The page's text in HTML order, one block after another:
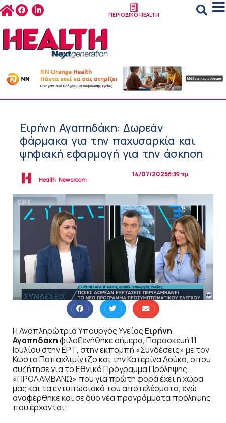
ΠΕΡΙΟΔΙΚΟ HEALTH
Ειρήνη Αγαπηδάκη: Δωρεάν
φάρμακα για την παχυσαρκία και
ψηφιακή εφαρμογή για την άσκηση
Health Newsroom
14/07/20256:39 πμ
Η Αναπληρώτρια Υπουργός Υγείας Ειρήνη
Αγαπηδάκηφιλοξενήθηκε σήμερα, Παρασκευή 11
Ιουλίου στην ΕΡΤ, στην εκπομπή «Συνδέσεις» με τον
Κώστα Παπαχλιμίντζο και την Κατερίνα Δούκα, όπου
συζήτησε για το Εθνικό Πρόγραμμα Πρόληψης
«ΠΡΟΛΑΜΒΑΝΩ» που για πρώτη φορά έχει η χώρα
μας και τα εντυπωσιακά του αποτελέσματα, ενώ
αναφέρθηκε και σε δύο νέα προγράμματα πρόληψης
που έρχονται: